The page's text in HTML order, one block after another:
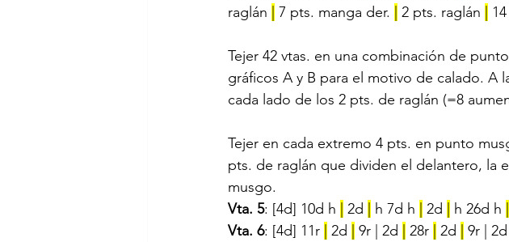
raglán
7 pts. manga der. 2 pts. raglán
Tejer 42 vtas. en una combinación de
gráficos A y B para el motivo de calado. A
cada lado de los 2 pts. de raglán (=8
Tejer en cada extremo 4 pts. en punto
pts. de raglán que dividen el delantero, la
musgo.
Vta. 5: [4d] 10d h 2d h 7d h 2d h 26d h
Vta. 6: [4d] 11r 2d 9r | 2d 28r 2d 9r |